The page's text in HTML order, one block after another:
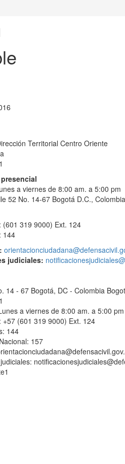
Territorial Centro Oriente
a viernes de 8:00 am. a 5:00 pm
52 No. 14-67 Bogotá D.C.,
319 9000) Ext. 124
144
judiciales:
14 - 67 Bogotá, DC - Colombia
a viernes de 8:00 am. a 5:00 pm
(601 319 9000) Ext. 124
144
157